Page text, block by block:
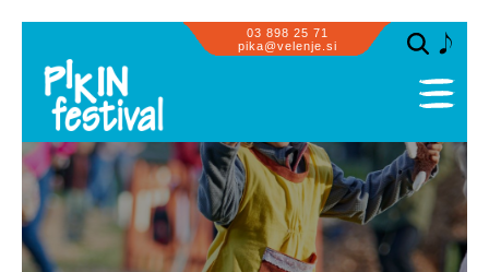
03 898 25 71
pika@velenje.si
SPLOŠNO
PROGRAM
PRIZORIŠČA
SODELUJEMO